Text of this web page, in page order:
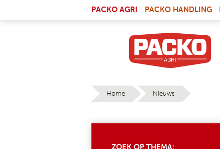
PACKO AGRI
PACKO HANDLING
Home Nieuws
ZOEK OP THEMA: